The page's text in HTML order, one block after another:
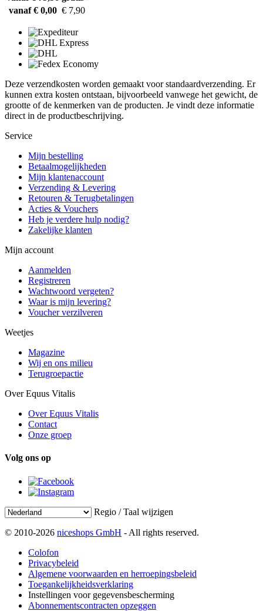
vanaf € 0,00 € 7,90
Deze verzendkosten worden gemaakt voor standaardverzending. Er
kunnen extra kosten ontstaan, bijvoorbeeld vanwege het gewicht, de
grootte of de kenmerken van de producten. Je vindt deze informatie
direct in de productbeschrijving.
Service
Mijn bestelling
Betaalmogelijkheden
Mijn klantenaccount
Verzending & Levering
Retouren & Terugbetalingen
Acties & Vouchers
Heb je verdere hulp nodig?
Zakelijke klanten
Mijn account
Aanmelden
Registreren
Wachtwoord vergeten?
Waar is mijn levering?
Voucher verzilveren
Weetjes
Magazine
Wij en ons milieu
Terugroepactie
Over Equus Vitalis
Over Equus Vitalis
Contact
Onze groep
Volg ons op
Regio / Taal wijzigen
© 2010-2026 niceshops GmbH - All rights reserved.
Colofon
Privacybeleid
Algemene voorwaarden en herroepingsbeleid
Toegankelijkheidsverklaring
Instellingen voor gegevensbescherming
Abonnementscontracten opzeggen